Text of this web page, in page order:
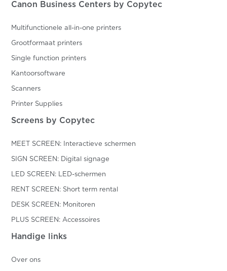
Canon Business Centers by Copytec
Multifunctionele all-in-one printers
Grootformaat printers
Single function printers
Kantoorsoftware
Scanners
Printer Supplies
Screens by Copytec
MEET SCREEN: Interactieve schermen
SIGN SCREEN: Digital signage
LED SCREEN: LED-schermen
RENT SCREEN: Short term rental
DESK SCREEN: Monitoren
PLUS SCREEN: Accessoires
Handige links
Over ons